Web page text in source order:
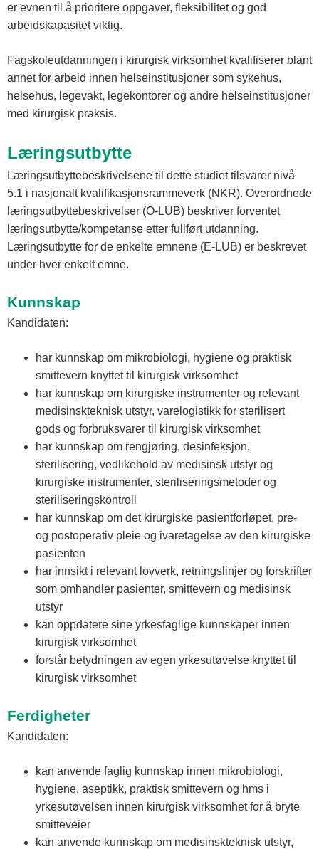
er evnen til å prioritere oppgaver, fleksibilitet og god
arbeidskapasitet viktig.
Fagskoleutdanningen i kirurgisk virksomhet kvalifiserer blant
annet for arbeid innen helseinstitusjoner som sykehus,
helsehus, legevakt, legekontorer og andre helseinstitusjoner
med kirurgisk praksis.
Læringsutbytte
Læringsutbyttebeskrivelsene til dette studiet tilsvarer nivå
5.1 i nasjonalt kvalifikasjonsrammeverk (NKR). Overordnede
læringsutbyttebeskrivelser (O-LUB) beskriver forventet
læringsutbytte/kompetanse etter fullført utdanning.
Læringsutbytte for de enkelte emnene (E-LUB) er beskrevet
under hver enkelt emne.
Kunnskap
Kandidaten:
har kunnskap om mikrobiologi, hygiene og praktisk
smittevern knyttet til kirurgisk virksomhet
har kunnskap om kirurgiske instrumenter og relevant
medisinskteknisk utstyr, varelogistikk for sterilisert
gods og forbruksvarer til kirurgisk virksomhet
har kunnskap om rengjøring, desinfeksjon,
sterilisering, vedlikehold av medisinsk utstyr og
kirurgiske instrumenter, steriliseringsmetoder og
steriliseringskontroll
har kunnskap om det kirurgiske pasientforløpet, pre-
og postoperativ pleie og ivaretagelse av den kirurgiske
pasienten
har innsikt i relevant lovverk, retningslinjer og forskrifter
som omhandler pasienter, smittevern og medisinsk
utstyr
kan oppdatere sine yrkesfaglige kunnskaper innen
kirurgisk virksomhet
forstår betydningen av egen yrkesutøvelse knyttet til
kirurgisk virksomhet
Ferdigheter
Kandidaten:
kan anvende faglig kunnskap innen mikrobiologi,
hygiene, aseptikk, praktisk smittevern og hms i
yrkesutøvelsen innen kirurgisk virksomhet for å bryte
smitteveier
kan anvende kunnskap om medisinskteknisk utstyr,